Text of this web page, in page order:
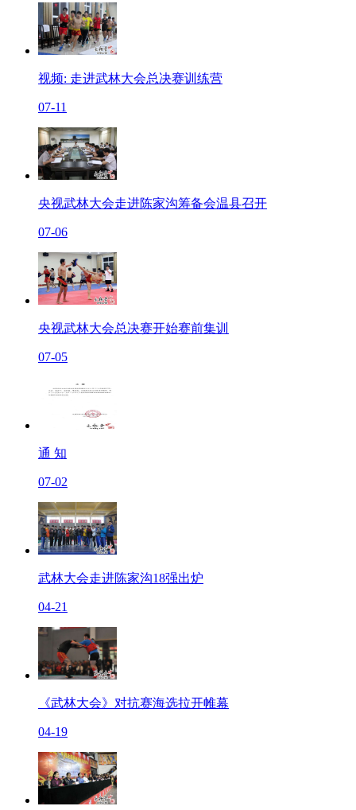
视频: 走进武林大会总决赛训练营
07-11
央视武林大会走进陈家沟筹备会温县召开
07-06
央视武林大会总决赛开始赛前集训
07-05
通 知
07-02
武林大会走进陈家沟18强出炉
04-21
《武林大会》对抗赛海选拉开帷幕
04-19